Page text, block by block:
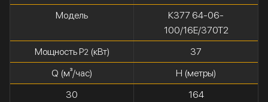
Модель
К377 64-06-
100/16Е/370Т2
Мощность P2(кВт)
37
Q (м³/час)
H (метры)
30
164